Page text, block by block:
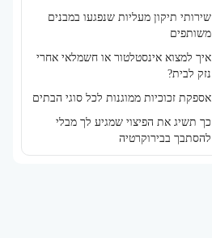
שירותי תיקון מעליות שנפגעו במבנים
משותפים
איך למצוא אינסטלטור או חשמלאי אחרי
נזק לבית?
אספקת זכוכיות ממוגנות לכל סוגי הבתים
כך תשיג את הפיצוי שמגיע לך מבלי
להסתבך בבירוקרטיה